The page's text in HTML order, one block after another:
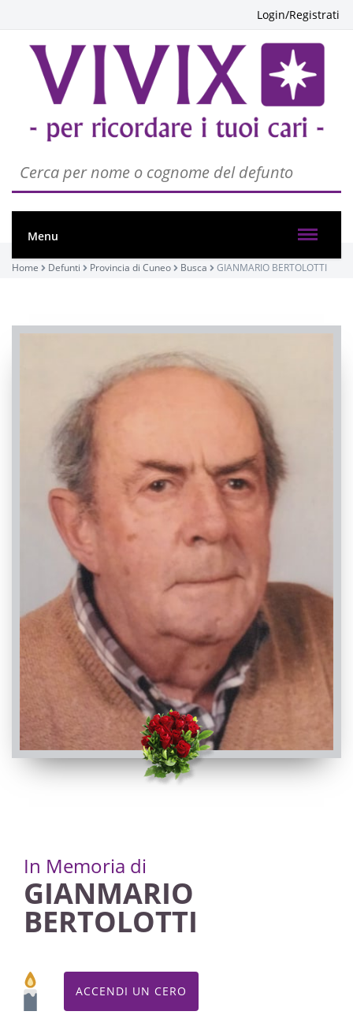
Login/Registrati
Menu
Home Defunti Provincia di Cuneo Busca GIANMARIO BERTOLOTTI
In Memoria di
GIANMARIO
BERTOLOTTI
ACCENDI UN CERO
PASSATE:
1° ANNIVERSARIO
Busca, Convento dei Frati Cappuccini
02/04/2022 18:00
Visibile a tutti gli utenti
INVIA CONDOGLIANZE